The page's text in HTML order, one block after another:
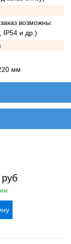
возможны:
IP54 и др.)
мм
руб